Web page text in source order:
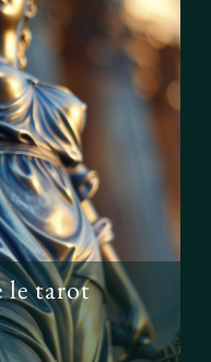
le tarot
?
le tarot